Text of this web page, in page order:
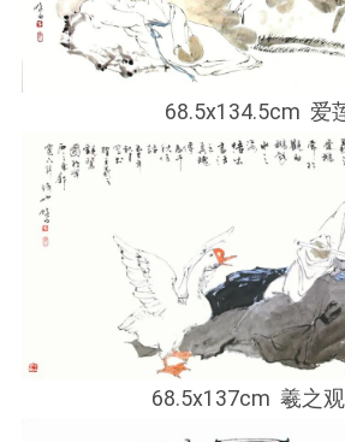
68.5x134.5cm 爱
68.5x137cm 羲之